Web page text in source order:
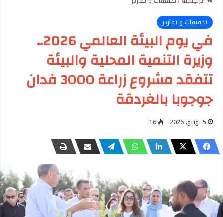
تحقيقات و تقارير
في يوم البيئة العالمي 2026..
وزيرة التنمية المحلية والبيئة
تتفقد مشروع زراعة 3000 فدان
جوجوبا بالغردقة
5 يونيو، 2026 16